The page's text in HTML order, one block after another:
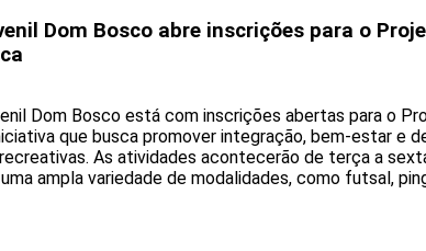
Dom Bosco abre inscrições para o
Dom Bosco está com inscrições abertas para o
que busca promover integração, bem-estar e
As atividades acontecerão de terça a
ampla variedade de modalidades, como futsal,